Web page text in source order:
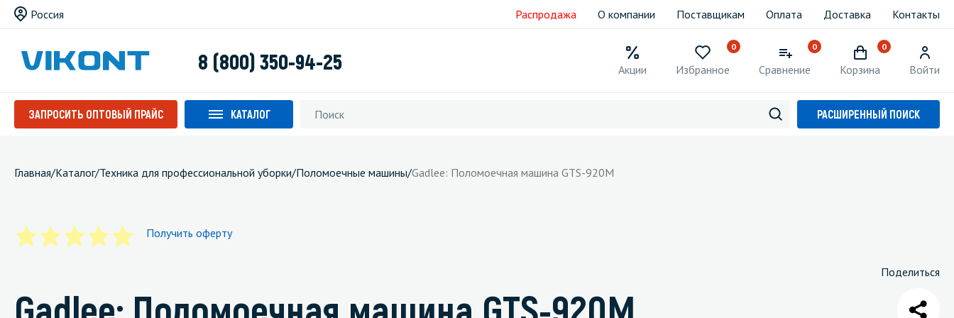
Россия Распродажа О компании Поставщикам Оплата Доставка Контакты
8 (800) 350-94-25 Акции
0
Избранное
0
Сравнение
0
Корзина Войти
ЗАПРОСИТЬ ОПТОВЫЙ ПРАЙС КАТАЛОГ РАСШИРЕННЫЙ ПОИСК
Главная/Каталог/Техника для профессиональной уборки/Поломоечные машины/Gadlee: Поломоечная машина GTS-920M
Получить оферту
Поделиться
Gadlee: Поломоечная машина GTS-920M